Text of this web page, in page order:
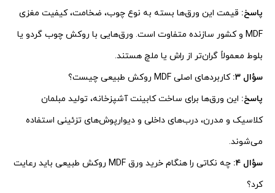
پاسخ: قیمت این ورق‌ها بسته به نوع چوب، ضخامت، کیفیت مغزی
MDF و کشور سازنده متفاوت است. ورق‌هایی با روکش چوب گردو یا
بلوط معمولاً گران‌تر از راش یا ملچ هستند.
سؤال ۳:
کاربردهای اصلی MDF روکش طبیعی چیست؟
پاسخ: این ورق‌ها برای ساخت کابینت آشپزخانه، تولید مبلمان
کلاسیک و مدرن، درب‌های داخلی و دیوارپوش‌های تزئینی استفاده
می‌شوند.
سؤال ۴:
چه نکاتی را هنگام خرید ورق MDF روکش طبیعی باید رعایت
کرد؟